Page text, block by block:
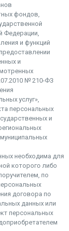
фондов,
Федерации,
и функций
и
№ 210-ФЗ
услуг»,
персональных
и
необходима для
которого либо
по
договора по
данных или
персональных